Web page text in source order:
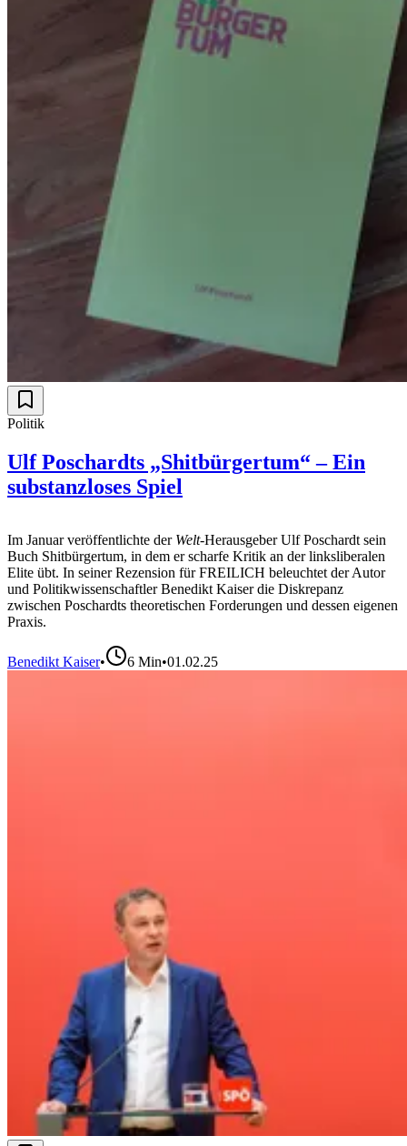
Politik
Ulf Poschardts „Shitbürgertum“ – Ein
substanzloses Spiel
Im Januar veröffentlichte der Welt-Herausgeber Ulf Poschardt sein
Buch Shitbürgertum, in dem er scharfe Kritik an der linksliberalen
Elite übt. In seiner Rezension für FREILICH beleuchtet der Autor
und Politikwissenschaftler Benedikt Kaiser die Diskrepanz
zwischen Poschardts theoretischen Forderungen und dessen eigenen
Praxis.
Benedikt Kaiser• 6 Min•01.02.25